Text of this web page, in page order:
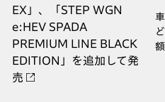
EX」、「STEP WGN
e:HEV SPADA
PREMIUM LINE BLACK
EDITION」を追加して発
売